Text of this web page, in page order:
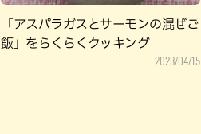
「アスパラガスとサーモンの混ぜご
飯」をらくらくクッキング
2023/04/15